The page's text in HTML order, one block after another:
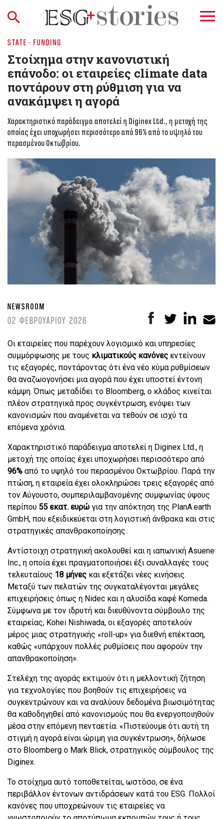
STATE - FUNDING
Στοίχημα στην κανονιστική
επάνοδο: οι εταιρείες climate data
ποντάρουν στη ρύθμιση για να
ανακάμψει η αγορά
Χαρακτηριστικό παράδειγμα αποτελεί η Diginex Ltd., η μετοχή της
οποίας έχει υποχωρήσει περισσότερο από 96% από το υψηλό του
περασμένου Οκτωβρίου.
NEWSROOM
02 ΦΕΒΡΟΥΑΡΙΟΥ 2026
Οι εταιρείες που παρέχουν λογισμικό και υπηρεσίες
συμμόρφωσης με τους κλιματικούς κανόνες εντείνουν
τις εξαγορές, ποντάροντας ότι ένα νέο κύμα ρυθμίσεων
θα αναζωογονήσει μια αγορά που έχει υποστεί έντονη
κάμψη. Όπως μεταδίδει το Bloomberg, ο κλάδος κινείται
πλέον στρατηγικά προς συγκέντρωση, ενόψει των
κανονισμών που αναμένεται να τεθούν σε ισχύ τα
επόμενα χρόνια.
Χαρακτηριστικό παράδειγμα αποτελεί η Diginex Ltd., η
μετοχή της οποίας έχει υποχωρήσει περισσότερο από
96% από το υψηλό του περασμένου Οκτωβρίου. Παρά την
πτώση, η εταιρεία έχει ολοκληρώσει τρεις εξαγορές από
τον Αύγουστο, συμπεριλαμβανομένης συμφωνίας ύψους
περίπου 55 εκατ. ευρώ για την απόκτηση της PlanA.earth
GmbH, που εξειδικεύεται στη λογιστική άνθρακα και στις
στρατηγικές απανθρακοποίησης.
Αντίστοιχη στρατηγική ακολουθεί και η ιαπωνική Asuene
Inc., η οποία έχει πραγματοποιήσει έξι συναλλαγές τους
τελευταίους 18 μήνες και εξετάζει νέες κινήσεις.
Μεταξύ των πελατών της συγκαταλέγονται μεγάλες
επιχειρήσεις όπως η Nidec και η αλυσίδα καφέ Komeda.
Σύμφωνα με τον ιδρυτή και διευθύνοντα σύμβουλο της
εταιρείας, Kohei Nishiwada, οι εξαγορές αποτελούν
μέρος μιας στρατηγικής «roll-up» για διεθνή επέκταση,
καθώς «υπάρχουν πολλές ρυθμίσεις που αφορούν την
απανθρακοποίηση».
Στελέχη της αγοράς εκτιμούν ότι η μελλοντική ζήτηση
για τεχνολογίες που βοηθούν τις επιχειρήσεις να
συγκεντρώνουν και να αναλύουν δεδομένα βιωσιμότητας
θα καθοδηγηθεί από κανονισμούς που θα ενεργοποιηθούν
μέσα στην επόμενη πενταετία. «Πιστεύουμε ότι αυτή τη
στιγμή η αγορά είναι ώριμη για συγκέντρωση», δήλωσε
στο Bloomberg ο Mark Blick, στρατηγικός σύμβουλος της
Diginex.
Το στοίχημα αυτό τοποθετείται, ωστόσο, σε ένα
περιβάλλον έντονων αντιδράσεων κατά του ESG. Πολλοί
κανόνες που υποχρεώνουν τις εταιρείες να